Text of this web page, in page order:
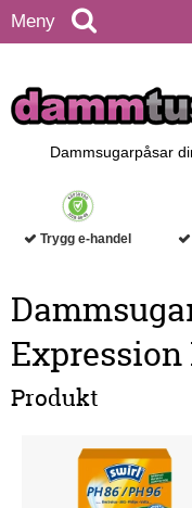
Meny
Dammsugarpåsar
Trygg e-handel
Expression
Produkt